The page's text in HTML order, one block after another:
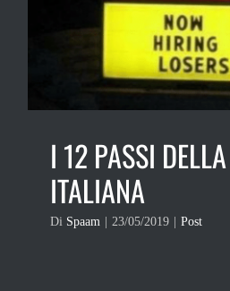
I 12 PASSI
ITALIANA
Di Spaam | 23/05/2019 | Post